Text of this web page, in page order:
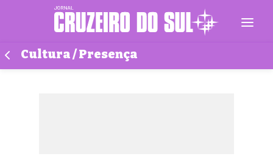
Cultura / Presença